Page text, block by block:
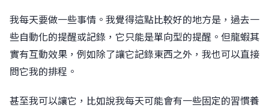
我每天要做一些事情。我覺得這點比較好的地方是，過去一
些自動化的提醒或記錄，它只能是單向型的提醒。但龍蝦其
實有互動效果，例如除了讓它記錄東西之外，我也可以直接
問它我的排程。
甚至我可以讓它，比如說我每天可能會有一些固定的習慣養